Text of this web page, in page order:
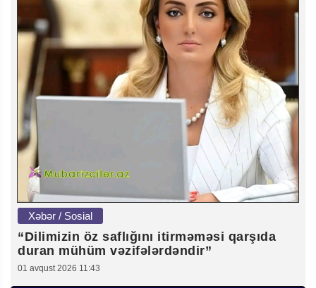
Xəbər / Sosial
“Dilimizin öz saflığını itirməməsi qarşıda
duran mühüm vəzifələrdəndir”
01 avqust 2026 11:43